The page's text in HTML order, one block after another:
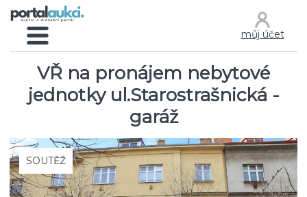
VŘ na pronájem nebytové
jednotky ul.Starostrašnická -
garáž
SOUTĚŽ
můj účet